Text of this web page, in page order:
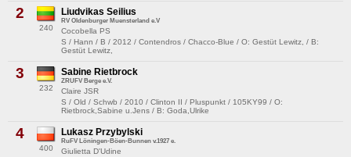
2
240
Liudvikas Seilius
RV Oldenburger Muensterland e.V
Cocobella PS
S / Hann / B / 2012 / Contendros / Chacco-Blue / O: Gestüt Lewitz, / B:
Gestüt Lewitz,
3
232
Sabine Rietbrock
ZRUFV Berge e.V.
Claire JSR
S / Old / Schwb / 2010 / Clinton II / Pluspunkt / 105KY99 / O:
Rietbrock,Sabine u.Jens / B: Goda,Ulrike
4
400
Lukasz Przybylski
RuFV Löningen-Böen-Bunnen v.1927 e.
Giulietta D'Udine